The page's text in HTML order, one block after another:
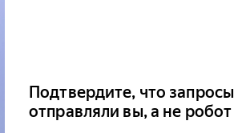
Подтвердите, что запросы
отправляли вы, а не робот